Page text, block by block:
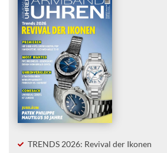
TRENDS 2026: Revival der Ikonen